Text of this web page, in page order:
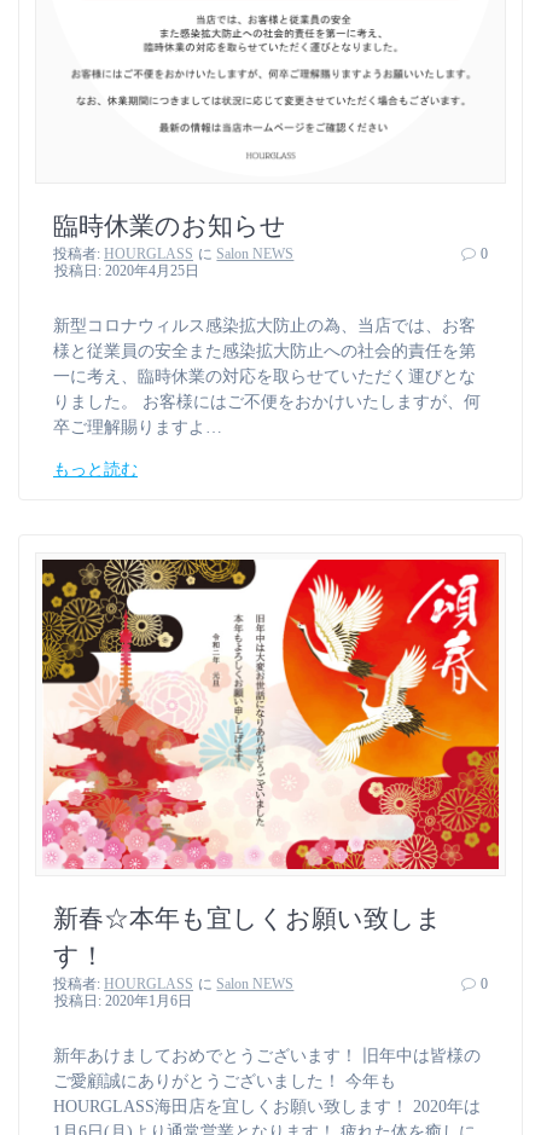
臨時休業のお知らせ
投稿者: HOURGLASS に Salon NEWS
投稿日: 2020年4月25日
0
新型コロナウィルス感染拡大防止の為、当店では、お客
様と従業員の安全また感染拡大防止への社会的責任を第
一に考え、臨時休業の対応を取らせていただく運びとな
りました。 お客様にはご不便をおかけいたしますが、何
卒ご理解賜りますよ…
もっと読む
新春☆本年も宜しくお願い致しま
す！
投稿者: HOURGLASS に Salon NEWS
投稿日: 2020年1月6日
0
新年あけましておめでとうございます！ 旧年中は皆様の
ご愛顧誠にありがとうございました！ 今年も
HOURGLASS海田店を宜しくお願い致します！ 2020年は